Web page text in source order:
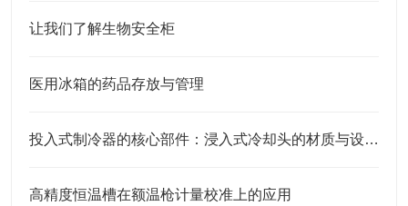
让我们了解生物安全柜
医用冰箱的药品存放与管理
投入式制冷器的核心部件：浸入式冷却头的材质与设计特点
高精度恒温槽在额温枪计量校准上的应用